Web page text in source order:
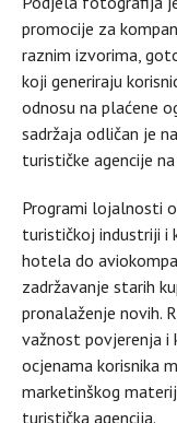
promocije za
raznim izvorima,
koji generiraju
odnosu na plaćene
sadržaja odličan je
turističke agencije
Programi lojalnosti
turističkoj industriji i
hotela do
zadržavanje starih
pronalaženje novih.
važnost povjerenja i
ocjenama korisnika
marketinškog
turistička agencija.